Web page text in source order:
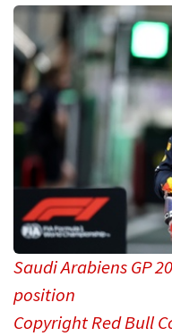
Saudi Arabiens GP
position
Copyright Red Bull